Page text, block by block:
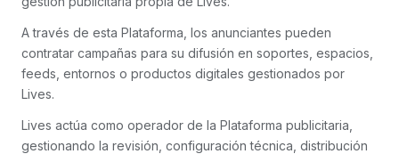
A través de esta Plataforma, los anunciantes pueden
contratar campañas para su difusión en soportes, espacios,
feeds, entornos o productos digitales gestionados por
Lives.
Lives actúa como operador de la Plataforma publicitaria,
gestionando la revisión, configuración técnica, distribución